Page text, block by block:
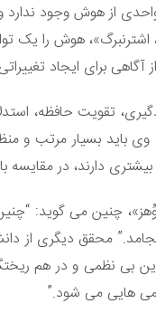
از هوش وجود
هوش را یک
از آگاهی برای ایجاد
تقویت حافظه،
باید بسیار مرتب و
دارند، در مقایسه
وُهز»، چنین می گوید:
محقق دیگری از
بی نظمی و در هم
هایی می شود.”